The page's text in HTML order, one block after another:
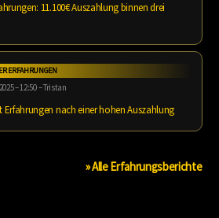
11.100€ Auszahlung binnen drei
ERFAHRUNGEN
– 12:50 – Tristan
Erfahrungen nach einer hohen Auszahlung
» Alle Erfahrungsberichte